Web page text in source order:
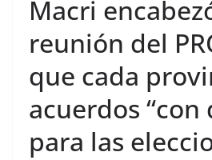
Macri
reunión del
que cada
acuerdos “con
para las